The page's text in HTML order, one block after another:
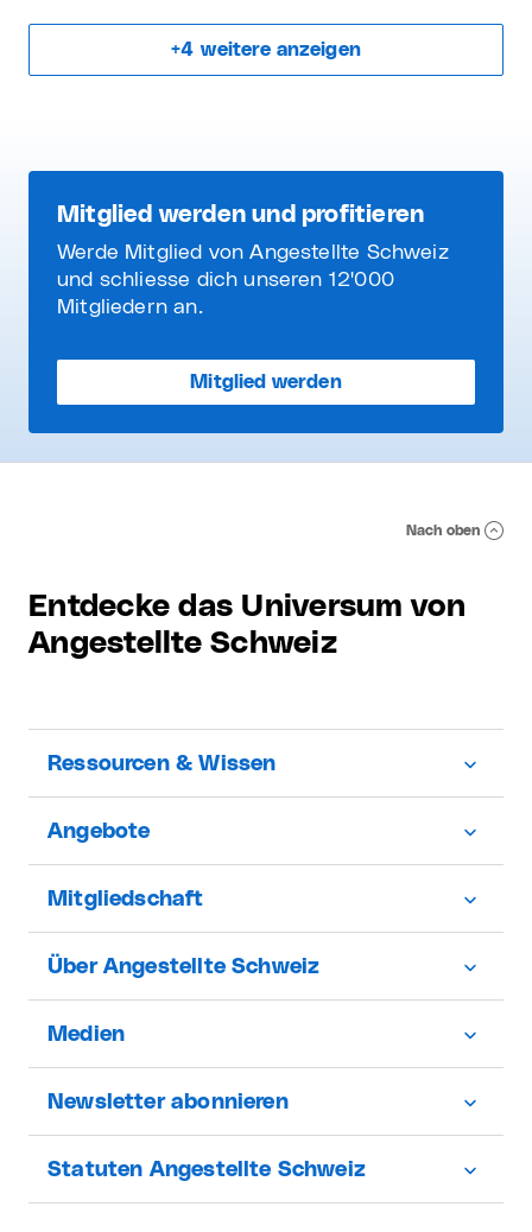
+4 weitere anzeigen
Mitglied werden und profitieren
Werde Mitglied von Angestellte Schweiz
und schliesse dich unseren 12'000
Mitgliedern an.
Mitglied werden
Nach oben
Entdecke das Universum von
Angestellte Schweiz
Ressourcen & Wissen
Angebote
Mitgliedschaft
Über Angestellte Schweiz
Medien
Newsletter abonnieren
Statuten Angestellte Schweiz